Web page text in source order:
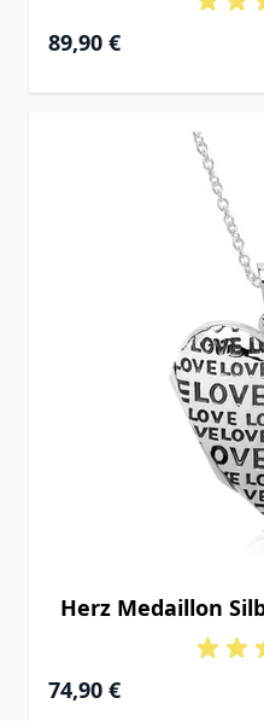
89,90 €
Herz Medaillon
74,90 €